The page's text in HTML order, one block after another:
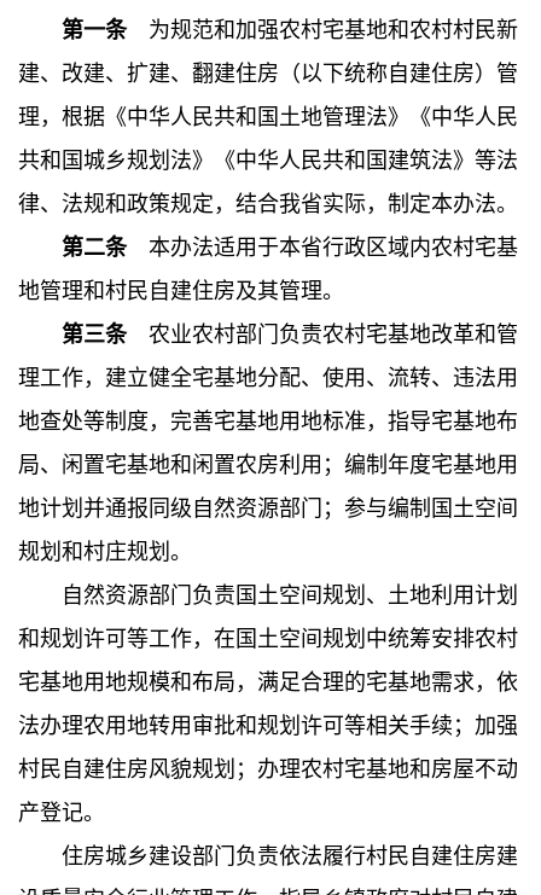
第一条为规范和加强农村宅基地和农村村民新
建、改建、扩建、翻建住房（以下统称自建住房）管
理，根据《中华人民共和国土地管理法》《中华人民
共和国城乡规划法》《中华人民共和国建筑法》等法
律、法规和政策规定，结合我省实际，制定本办法。
第二条本办法适用于本省行政区域内农村宅基
地管理和村民自建住房及其管理。
第三条农业农村部门负责农村宅基地改革和管
理工作，建立健全宅基地分配、使用、流转、违法用
地查处等制度，完善宅基地用地标准，指导宅基地布
局、闲置宅基地和闲置农房利用；编制年度宅基地用
地计划并通报同级自然资源部门；参与编制国土空间
规划和村庄规划。
自然资源部门负责国土空间规划、土地利用计划
和规划许可等工作，在国土空间规划中统筹安排农村
宅基地用地规模和布局，满足合理的宅基地需求，依
法办理农用地转用审批和规划许可等相关手续；加强
村民自建住房风貌规划；办理农村宅基地和房屋不动
产登记。
住房城乡建设部门负责依法履行村民自建住房建